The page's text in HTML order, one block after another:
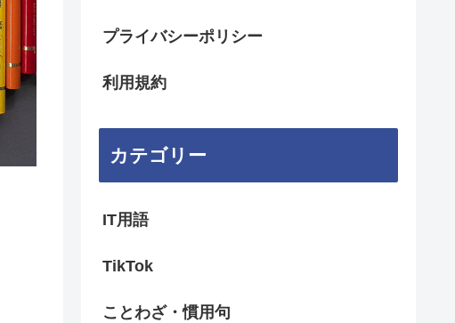
プライバシーポリシー
利用規約
カテゴリー
IT用語
TikTok
ことわざ・慣用句